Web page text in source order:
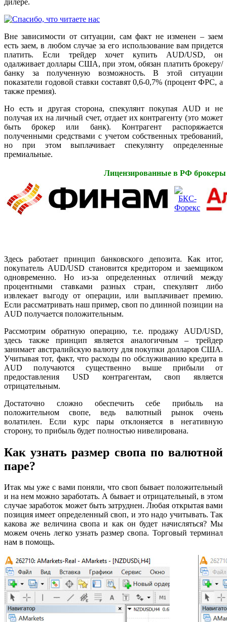
Вне зависимости от ситуации, сам факт не изменен – заем
есть заем, в любом случае за его использование вам придется
платить. Если трейдер хочет купить AUD/USD, он
одалживает доллары США, при этом, обязан платить брокеру/
банку за полученную возможность. В этой ситуации
показатели годовой ставки составят 0,6-0,7% (процент ФРС, а
также премия).
Но есть и другая сторона, спекулянт покупая AUD и не
получая их на личный счет, отдает их контрагенту (это может
быть брокер или банк). Контрагент распоряжается
полученными средствами с учетом собственных требований,
но при этом выплачивает спекулянту определенные
премиальные.
Лицензированные в РФ брокеры
Здесь работает принцип банковского депозита. Как итог,
покупатель AUD/USD становится кредитором и заемщиком
одновременно. Но из-за определенных отличий между
процентными ставками разных стран, спекулянт либо
извлекает выгоду от операции, или выплачивает премию.
Если рассматривать наш пример, своп по длинной позиции на
AUD получается положительным.
Рассмотрим обратную операцию, т.е. продажу AUD/USD,
здесь также принцип является аналогичным – трейдер
занимает австралийскую валюту для покупки долларов США.
Учитывая тот, факт, что расходы по обслуживанию кредита в
AUD получаются существенно выше прибыли от
предоставления USD контрагентам, своп является
отрицательным.
Достаточно сложно обеспечить себе прибыль на
положительном свопе, ведь валютный рынок очень
волатилен. Если курс пары отклоняется в негативную
сторону, то прибыль будет полностью нивелирована.
Как узнать размер свопа по валютной
паре?
Итак мы уже с вами поняли, что своп бывает положительный
и на нем можно заработать. А бывает и отрицательный, в этом
случае заработок может быть затруднен. Любая открытая вами
позиция имеет определенный своп, и это надо учитывать. Так
какова же величина свопа и как он будет начисляться? Мы
можем очень легко узнать размер свопа. Торговый терминал
нам в помощь.